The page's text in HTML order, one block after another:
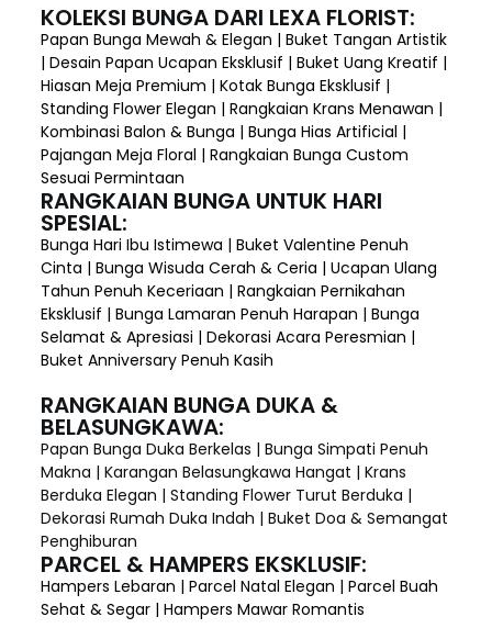
KOLEKSI BUNGA DARI LEXA FLORIST:
Papan Bunga Mewah & Elegan | Buket Tangan Artistik
| Desain Papan Ucapan Eksklusif | Buket Uang Kreatif |
Hiasan Meja Premium | Kotak Bunga Eksklusif |
Standing Flower Elegan | Rangkaian Krans Menawan |
Kombinasi Balon & Bunga | Bunga Hias Artificial |
Pajangan Meja Floral | Rangkaian Bunga Custom
Sesuai Permintaan
RANGKAIAN BUNGA UNTUK HARI
SPESIAL:
Bunga Hari Ibu Istimewa | Buket Valentine Penuh
Cinta | Bunga Wisuda Cerah & Ceria | Ucapan Ulang
Tahun Penuh Keceriaan | Rangkaian Pernikahan
Eksklusif | Bunga Lamaran Penuh Harapan | Bunga
Selamat & Apresiasi | Dekorasi Acara Peresmian |
Buket Anniversary Penuh Kasih
RANGKAIAN BUNGA DUKA &
BELASUNGKAWA:
Papan Bunga Duka Berkelas | Bunga Simpati Penuh
Makna | Karangan Belasungkawa Hangat | Krans
Berduka Elegan | Standing Flower Turut Berduka |
Dekorasi Rumah Duka Indah | Buket Doa & Semangat
Penghiburan
PARCEL & HAMPERS EKSKLUSIF:
Hampers Lebaran | Parcel Natal Elegan | Parcel Buah
Sehat & Segar | Hampers Mawar Romantis